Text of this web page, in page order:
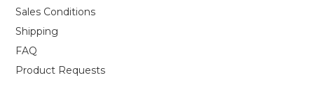
Sales Conditions
Shipping
FAQ
Product Requests